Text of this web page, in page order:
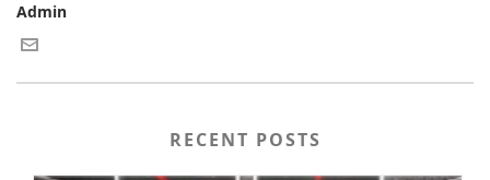
Admin
RECENT POSTS